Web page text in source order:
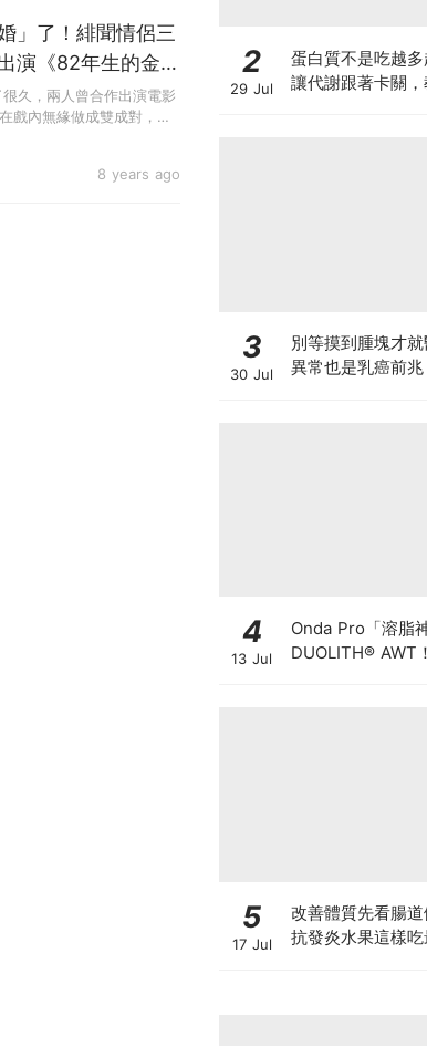
8 years ago
」了！緋聞情侶三
演《82年生的金智
久，兩人曾合作出演電影
戲內無緣做成雙成對，戲
2
29 Jul
蛋白質不是吃越
讓代謝跟著卡關
3
30 Jul
別等摸到腫塊才
異常也是乳癌前兆
4
13 Jul
Onda Pro「溶脂
DUOLITH® AWT
5
17 Jul
改善體質先看腸
抗發炎水果這樣